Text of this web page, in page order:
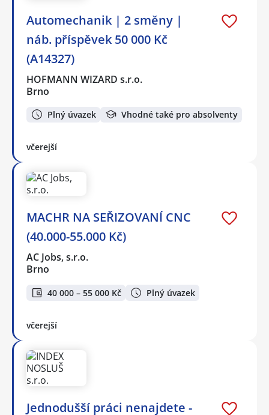
Automechanik | 2 směny |
náb. příspěvek 50 000 Kč
(A14327)
HOFMANN WIZARD s.r.o.
Brno
Plný úvazek Vhodné také pro absolventy
včerejší
MACHR NA SEŘIZOVANÍ CNC
(40.000-55.000 Kč)
AC Jobs, s.r.o.
Brno
40 000 – 55 000 Kč Plný úvazek
včerejší
Jednodušší práci nenajdete -